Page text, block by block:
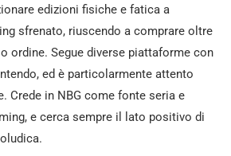
edizioni fisiche e fatica a
sfrenato, riuscendo a comprare oltre
ordine. Segue diverse piattaforme con
ed è particolarmente attento
Crede in NBG come fonte seria e
e cerca sempre il lato positivo di